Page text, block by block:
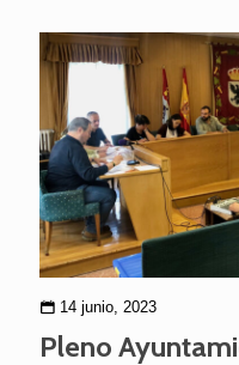
14 junio, 2023
Pleno